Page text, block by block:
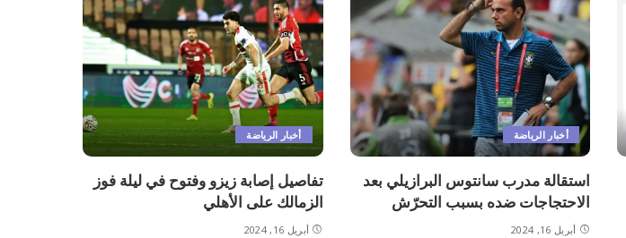
أخبار الرياضة
استقالة مدرب سانتوس البرازيلي بعد
الاحتجاجات ضده بسبب التحرّش
أبريل 16, 2024
أخبار الرياضة
تفاصيل إصابة زيزو وفتوح في ليلة فوز
الزمالك على الأهلي
أبريل 16, 2024